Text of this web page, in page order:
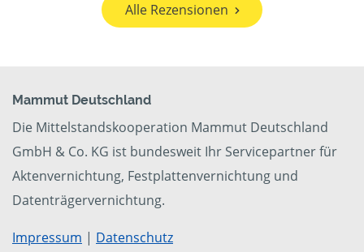
Alle Rezensionen
Mammut Deutschland
Die Mittelstandskooperation Mammut Deutschland
GmbH & Co. KG ist bundesweit Ihr Servicepartner für
Aktenvernichtung, Festplattenvernichtung und
Datenträgervernichtung.
Impressum | Datenschutz